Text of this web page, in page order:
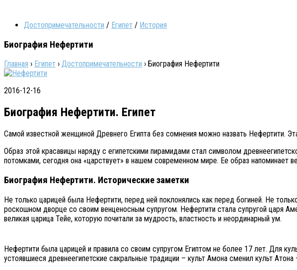
Достопримечательности / Египет / История
Биография Нефертити
Главная › Египет › Достопримечательности › Биография Нефертити
2016-12-16
Биография Нефертити. Египет
Самой известной женщиной Древнего Египта без сомнения можно назвать Нефертити.
Образ этой красавицы наряду с египетскими пирамидами стал символом
потомками, сегодня она «царствует» в нашем современном мире. Ее образ
Биография Нефертити. Исторические заметки
Не только царицей была Нефертити, перед ней поклонялись как перед богиней. Не
роскошном дворце со своим венценосным супругом. Нефертити стала супругой царя
великая царица Тейе, которую почитали за мудрость, властность и неординарный ум.
Нефертити была царицей и правила со своим супругом Египтом не более 17 лет. Для
устоявшиеся древнеегипетские сакральные традиции – культ Амона сменил культ